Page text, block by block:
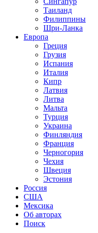
Таиланд
Филиппины
Шри-Ланка
Европа
Греция
Грузия
Испания
Италия
Кипр
Латвия
Литва
Мальта
Турция
Украина
Финляндия
Франция
Черногория
Чехия
Швеция
Эстония
Россия
США
Мексика
Об авторах
Поиск